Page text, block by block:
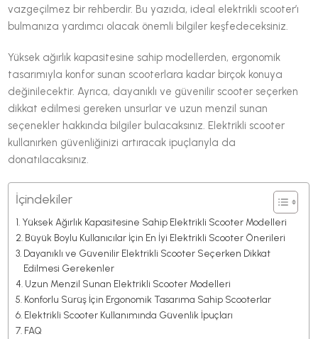
vazgeçilmez bir rehberdir. Bu yazıda, ideal elektrikli scooter’ı
bulmanıza yardımcı olacak önemli bilgiler keşfedeceksiniz.
Yüksek ağırlık kapasitesine sahip modellerden, ergonomik
tasarımıyla konfor sunan scooterlara kadar birçok konuya
değinilecektir. Ayrıca, dayanıklı ve güvenilir scooter seçerken
dikkat edilmesi gereken unsurlar ve uzun menzil sunan
seçenekler hakkında bilgiler bulacaksınız. Elektrikli scooter
kullanırken güvenliğinizi artıracak ipuçlarıyla da
donatılacaksınız.
İçindekiler
Yüksek Ağırlık Kapasitesine Sahip Elektrikli Scooter Modelleri
Büyük Boylu Kullanıcılar İçin En İyi Elektrikli Scooter Önerileri
Dayanıklı ve Güvenilir Elektrikli Scooter Seçerken Dikkat
Edilmesi Gerekenler
Uzun Menzil Sunan Elektrikli Scooter Modelleri
Konforlu Sürüş İçin Ergonomik Tasarıma Sahip Scooterlar
Elektrikli Scooter Kullanımında Güvenlik İpuçları
FAQ